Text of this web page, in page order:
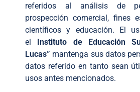
referidos al análisis de
prospección comercial, fines
científicos y educación. El
el Instituto de Educación
Lucas” mantenga sus datos
datos referido en tanto sean
usos antes mencionados.